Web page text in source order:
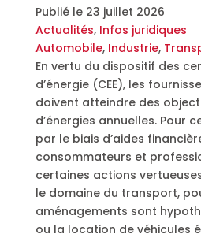
Publié le 23 juillet 2026
Actualités, Infos juridiques
Automobile, Industrie,
En vertu du dispositif des
d’énergie (CEE), les
doivent atteindre des
d’énergies annuelles. Pour
par le biais d’aides
consommateurs et
certaines actions
le domaine du transport,
aménagements sont
ou la location de véhicules